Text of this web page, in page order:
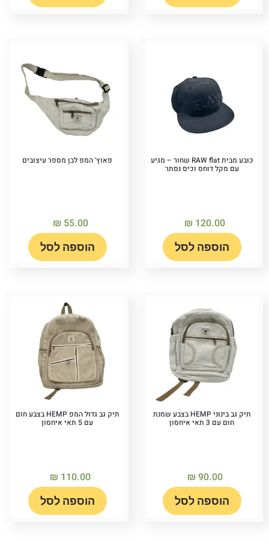
כובע מבית RAW flat שחור – מגיע
עם מקל דוחס וכיס נסתר
₪ 120.00
הוספה לסל
פאוץ' המפ לבן מספר עיצובים
₪ 55.00
הוספה לסל
תיק גב בינוני HEMP בצבע שמנת
חום עם 3 תאי איחסון
₪ 90.00
הוספה לסל
תיק גב גדול המפ HEMP בצבע חום
עם 5 תאי איחסון
₪ 110.00
הוספה לסל